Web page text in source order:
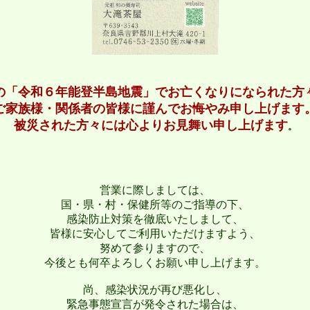
「令和６年能登半島地震」でお亡くなりになられた方
家族様・関係者の皆様に謹んでお悔やみ申し上げます。
被災された方々には心よりお見舞い申し上げます。
営業に際しましては、
国・県・村・保健所等のご指導の下、
感染防止対策を徹底いたしまして、
皆様に安心してご利用いただけますよう、
努めて参りますので、
今後とも何卒よろしくお願い申し上げます。
尚、感染状況が再び悪化し、
緊急事態宣言が発令された場合は、